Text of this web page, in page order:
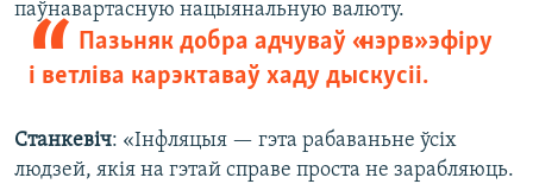
паўнавартасную нацыянальную валюту.
Пазьняк добра адчуваў «нэрв» эфіру
і ветліва карэктаваў хаду дыскусіі.
Станкевіч: «Інфляцыя — гэта рабаваньне ўсіх
людзей, якія на гэтай справе проста не зарабляюць.